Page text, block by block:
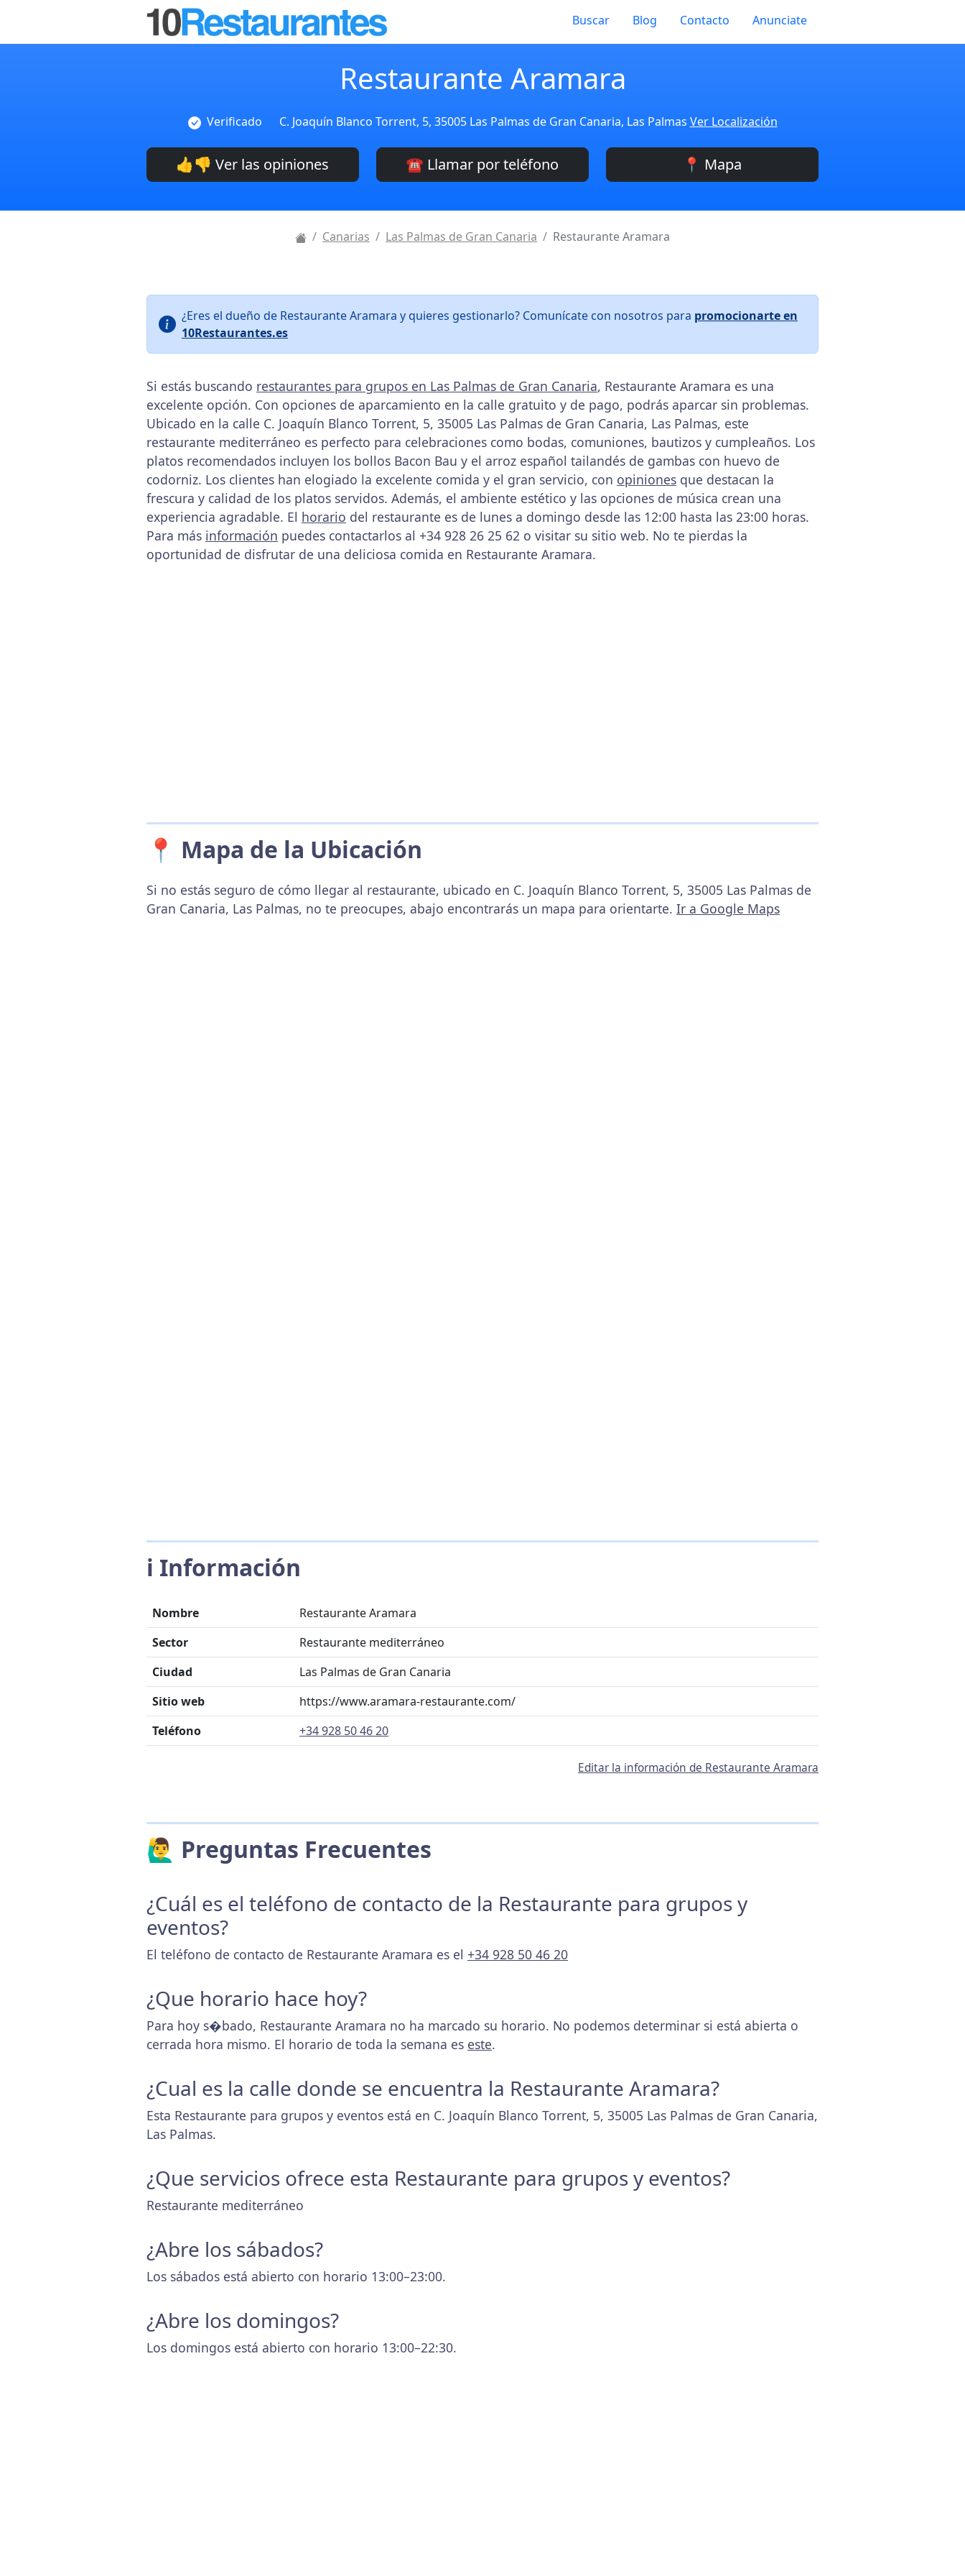
Buscar Blog Contacto Anunciate
Restaurante Aramara
Verificado C. Joaquín Blanco Torrent, 5, 35005 Las Palmas de Gran Canaria, Las Palmas Ver Localización
👍👎 Ver las opiniones ☎️ Llamar por teléfono 📍 Mapa
Canarias Las Palmas de Gran Canaria Restaurante Aramara
¿Eres el dueño de Restaurante Aramara y quieres gestionarlo? Comunícate con nosotros para promocionarte en
10Restaurantes.es
Si estás buscando restaurantes para grupos en Las Palmas de Gran Canaria, Restaurante Aramara es una
excelente opción. Con opciones de aparcamiento en la calle gratuito y de pago, podrás aparcar sin problemas.
Ubicado en la calle C. Joaquín Blanco Torrent, 5, 35005 Las Palmas de Gran Canaria, Las Palmas, este
restaurante mediterráneo es perfecto para celebraciones como bodas, comuniones, bautizos y cumpleaños. Los
platos recomendados incluyen los bollos Bacon Bau y el arroz español tailandés de gambas con huevo de
codorniz. Los clientes han elogiado la excelente comida y el gran servicio, con opiniones que destacan la
frescura y calidad de los platos servidos. Además, el ambiente estético y las opciones de música crean una
experiencia agradable. El horario del restaurante es de lunes a domingo desde las 12:00 hasta las 23:00 horas.
Para más información puedes contactarlos al +34 928 26 25 62 o visitar su sitio web. No te pierdas la
oportunidad de disfrutar de una deliciosa comida en Restaurante Aramara.
📍 Mapa de la Ubicación
Si no estás seguro de cómo llegar al restaurante, ubicado en C. Joaquín Blanco Torrent, 5, 35005 Las Palmas de
Gran Canaria, Las Palmas, no te preocupes, abajo encontrarás un mapa para orientarte. Ir a Google Maps
ℹ️ Información
Nombre
Restaurante Aramara
Sector
Restaurante mediterráneo
Ciudad
Las Palmas de Gran Canaria
Sitio web
https://www.aramara-restaurante.com/
Teléfono
+34 928 50 46 20
Editar la información de Restaurante Aramara
🙋‍♂️ Preguntas Frecuentes
¿Cuál es el teléfono de contacto de la Restaurante para grupos y
eventos?
El teléfono de contacto de Restaurante Aramara es el +34 928 50 46 20
¿Que horario hace hoy?
Para hoy s�bado, Restaurante Aramara no ha marcado su horario. No podemos determinar si está abierta o
cerrada hora mismo. El horario de toda la semana es este.
¿Cual es la calle donde se encuentra la Restaurante Aramara?
Esta Restaurante para grupos y eventos está en C. Joaquín Blanco Torrent, 5, 35005 Las Palmas de Gran Canaria,
Las Palmas.
¿Que servicios ofrece esta Restaurante para grupos y eventos?
Restaurante mediterráneo
¿Abre los sábados?
Los sábados está abierto con horario 13:00–23:00.
¿Abre los domingos?
Los domingos está abierto con horario 13:00–22:30.